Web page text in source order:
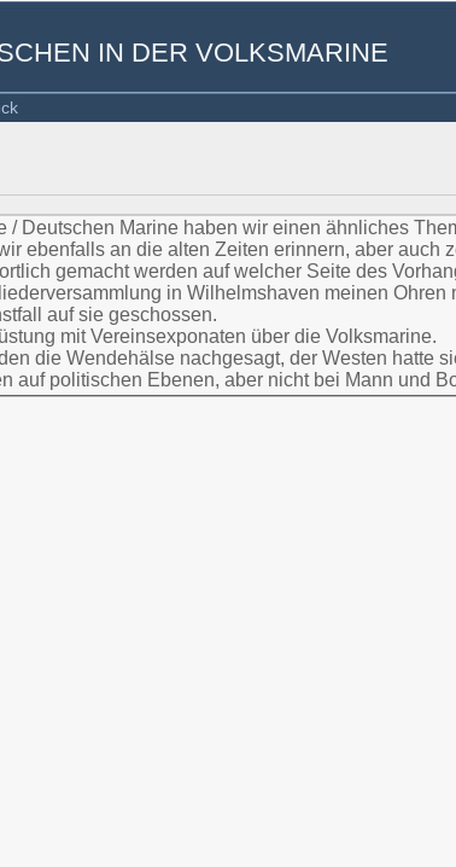
IN DER VOLKSMARINE
/ Deutschen Marine haben wir einen ähnliches
ebenfalls an die alten Zeiten erinnern, aber
gemacht werden auf welcher Seite des
in Wilhelmshaven meinen
auf sie geschossen.
mit Vereinsexponaten über die Volksmarine.
die Wendehälse nachgesagt, der Westen hatte
auf politischen Ebenen, aber nicht bei Mann und